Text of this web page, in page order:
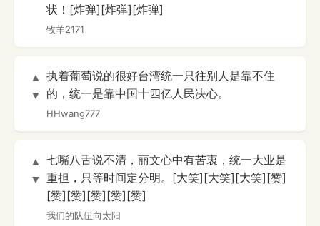
状！[炸弹][炸弹][炸弹]
牧羊2171
▲
▼
执着葡萄说的很好台湾统一只往别人是靠不住
的，统一是靠中国十四亿人民决心。
HHwang777
▲
▼
七嘴八舌说不清，丽文心中有苦衷，统一大业是
重担，只等时间定分明。[大笑][大笑][大笑][赞]
[赞][赞][赞][赞][赞]
我们的队伍向太阳